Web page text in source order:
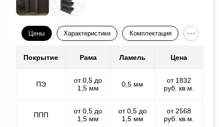
Цены Характеристики Комплектация
Покрытие Рама Ламель Цена
ПЭ
от 0,5 до
1,5 мм
0,5 мм
от 1832
руб. кв.м.
ППП
от 0,5 до
1,5 мм
от 0,5 до
1,5 мм
от 2568
руб. кв.м.